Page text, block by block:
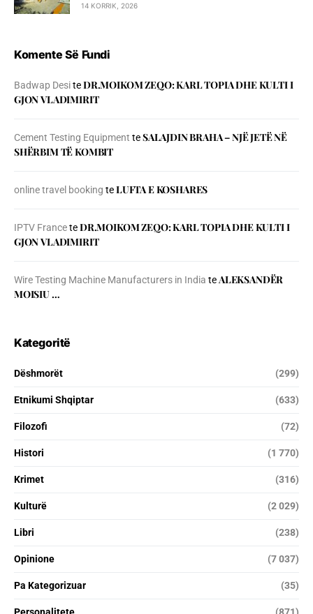
14 KORRIK, 2026
Komente Së Fundi
Badwap DesiteDR.MOIKOM ZEQO: KARL TOPIA DHE KULTI I
GJON VLADIMIRIT
Cement Testing Equipment teSALAJDIN BRAHA – NJЁ JETЁ NЁ
SHЁRBIM TЁ KOMBIT
online travel booking teLUFTA E KOSHARES
IPTV FranceteDR.MOIKOM ZEQO: KARL TOPIA DHE KULTI I
GJON VLADIMIRIT
Wire Testing Machine Manufacturers in India teALEKSANDËR
MOISIU …
Kategoritë
Dëshmorët (299)
Etnikumi Shqiptar (633)
Filozofi (72)
Histori (1 770)
Krimet (316)
Kulturë (2 029)
Libri (238)
Opinione (7 037)
Pa Kategorizuar (35)